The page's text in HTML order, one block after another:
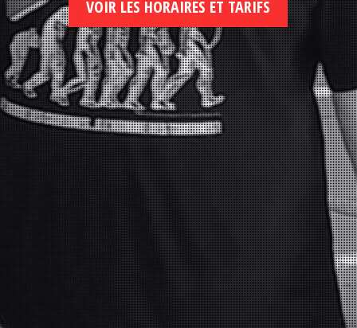
VOIR LES HORAIRES ET TARIFS